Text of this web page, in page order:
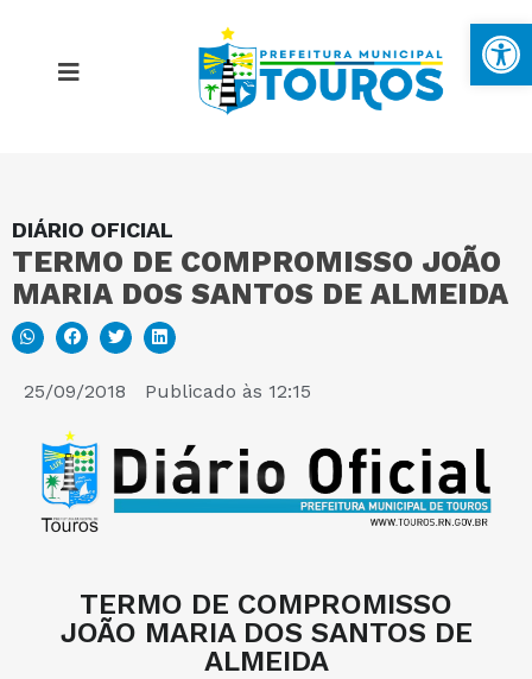
DIÁRIO OFICIAL
TERMO DE COMPROMISSO JOÃO
MARIA DOS SANTOS DE ALMEIDA
25/09/2018 Publicado às 12:15
TERMO DE COMPROMISSO
JOÃO MARIA DOS SANTOS DE
ALMEIDA
MAPA DO SITE
PORTAL DA TRANSPARÊNCIA
E-SIC
PERGUNTAS FREQUENTES